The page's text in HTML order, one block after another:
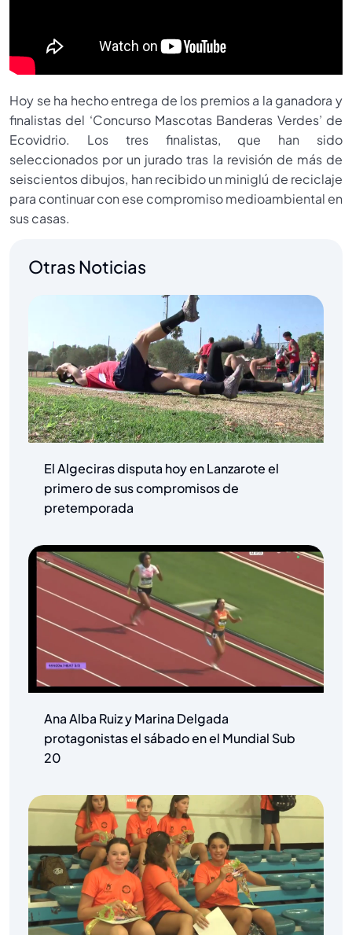
Hoy se ha hecho entrega de los premios a la ganadora y
finalistas del ‘Concurso Mascotas Banderas Verdes’ de
Ecovidrio. Los tres finalistas, que han sido
seleccionados por un jurado tras la revisión de más de
seiscientos dibujos, han recibido un miniglú de reciclaje
para continuar con ese compromiso medioambiental en
sus casas.
Otras Noticias
El Algeciras disputa hoy en Lanzarote el
primero de sus compromisos de
pretemporada
Ana Alba Ruiz y Marina Delgada
protagonistas el sábado en el Mundial Sub
20